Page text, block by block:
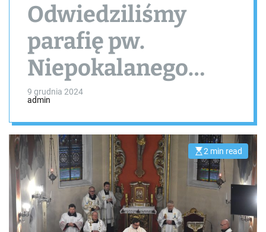
Odwiedziliśmy
parafię pw.
Niepokalanego
Poczęcia
Najświętszej Maryi
Panny w Osiecznej (
pełna relacja)
9 grudnia 2024
admin
E
s
t
i
m
2 min read